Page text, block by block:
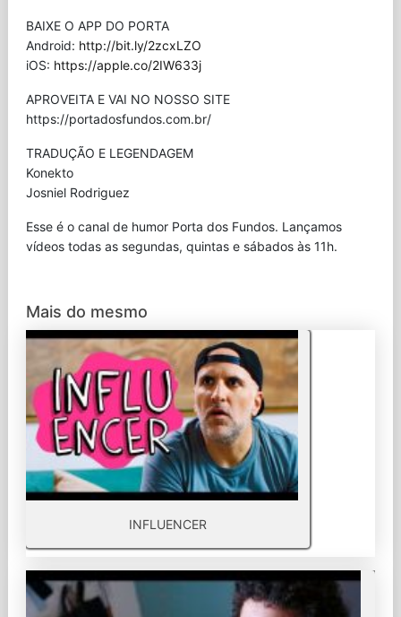
BAIXE O APP DO PORTA
Android: http://bit.ly/2zcxLZO
iOS: https://apple.co/2IW633j
APROVEITA E VAI NO NOSSO SITE
⁠https://portadosfundos.com.br/
TRADUÇÃO E LEGENDAGEM
Konekto
Josniel Rodriguez
Esse é o canal de humor Porta dos Fundos. Lançamos
vídeos todas as segundas, quintas e sábados às 11h.
Mais do mesmo
INFLUENCER